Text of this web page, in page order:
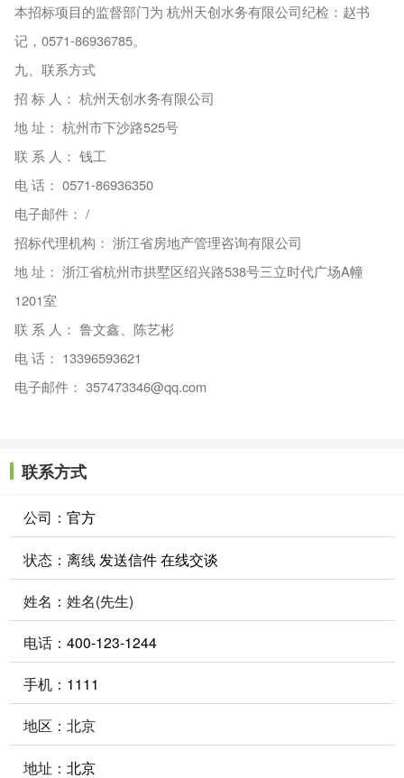
本招标项目的监督部门为 杭州天创水务有限公司纪检：赵书
记，0571-86936785。
九、联系方式
招 标 人： 杭州天创水务有限公司
地 址： 杭州市下沙路525号
联 系 人： 钱工
电 话： 0571-86936350
电子邮件： /
招标代理机构： 浙江省房地产管理咨询有限公司
地 址： 浙江省杭州市拱墅区绍兴路538号三立时代广场A幢
1201室
联 系 人： 鲁文鑫、陈艺彬
电 话： 13396593621
电子邮件： 357473346@qq.com
联系方式
公司：官方
状态：离线 发送信件在线交谈
姓名：姓名(先生)
电话：400-123-1244
手机： 1111
地区：北京
地址：北京